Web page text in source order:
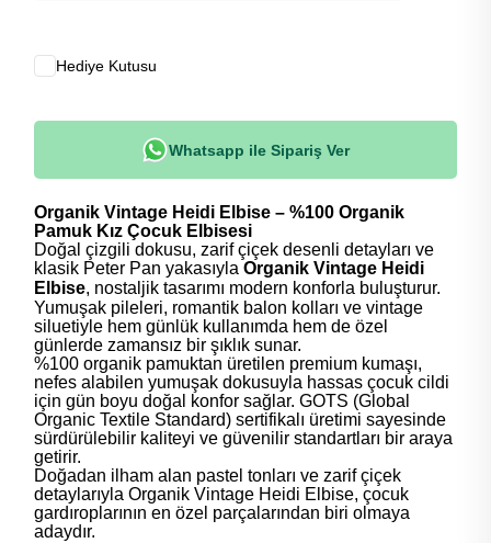
Hediye Kutusu
Whatsapp ile Sipariş Ver
Organik Vintage Heidi Elbise – %100 Organik
Pamuk Kız Çocuk Elbisesi
Doğal çizgili dokusu, zarif çiçek desenli detayları ve
klasik Peter Pan yakasıyla Organik Vintage Heidi
Elbise, nostaljik tasarımı modern konforla buluşturur.
Yumuşak pileleri, romantik balon kolları ve vintage
siluetiyle hem günlük kullanımda hem de özel
günlerde zamansız bir şıklık sunar.
%100 organik pamuktan üretilen premium kumaşı,
nefes alabilen yumuşak dokusuyla hassas çocuk cildi
için gün boyu doğal konfor sağlar. GOTS (Global
Organic Textile Standard) sertifikalı üretimi sayesinde
sürdürülebilir kaliteyi ve güvenilir standartları bir araya
getirir.
Doğadan ilham alan pastel tonları ve zarif çiçek
detaylarıyla Organik Vintage Heidi Elbise, çocuk
gardıroplarının en özel parçalarından biri olmaya
adaydır.